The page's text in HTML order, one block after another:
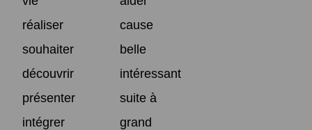
réaliser
cause
souhaiter
belle
découvrir
intéressant
présenter
suite à
intégrer
grand